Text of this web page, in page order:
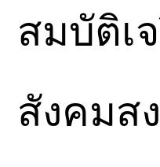
สมบัติเ
สังคมส